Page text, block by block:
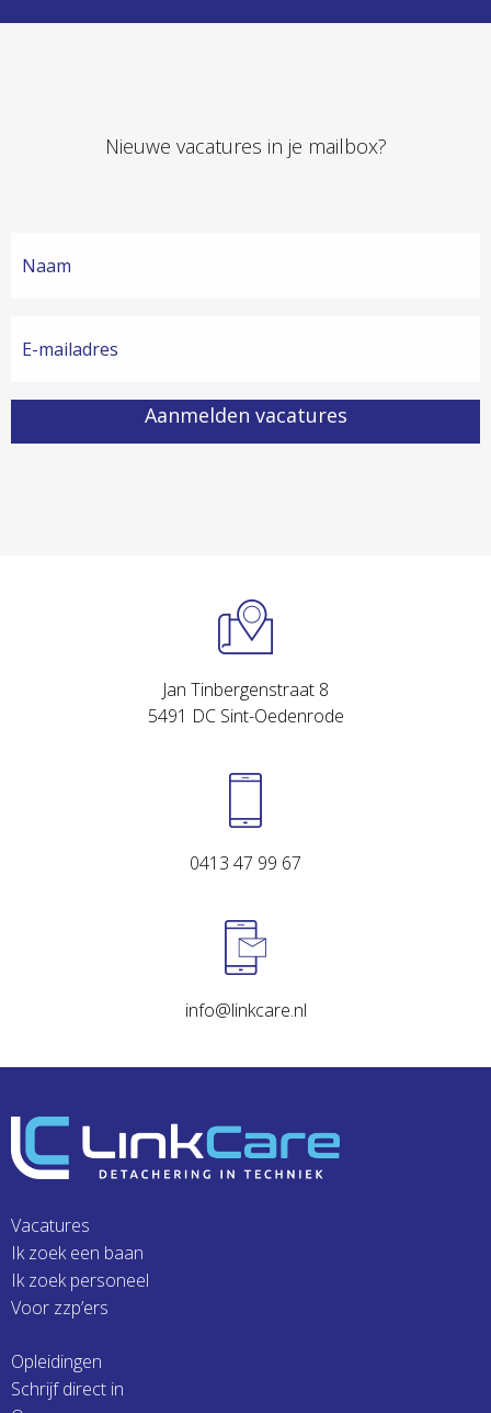
Nieuwe vacatures in je mailbox?
Aanmelden vacatures
Jan Tinbergenstraat 8
5491 DC Sint-Oedenrode
0413 47 99 67
info@linkcare.nl
Vacatures
Ik zoek een baan
Ik zoek personeel
Voor zzp’ers
Opleidingen
Schrijf direct in